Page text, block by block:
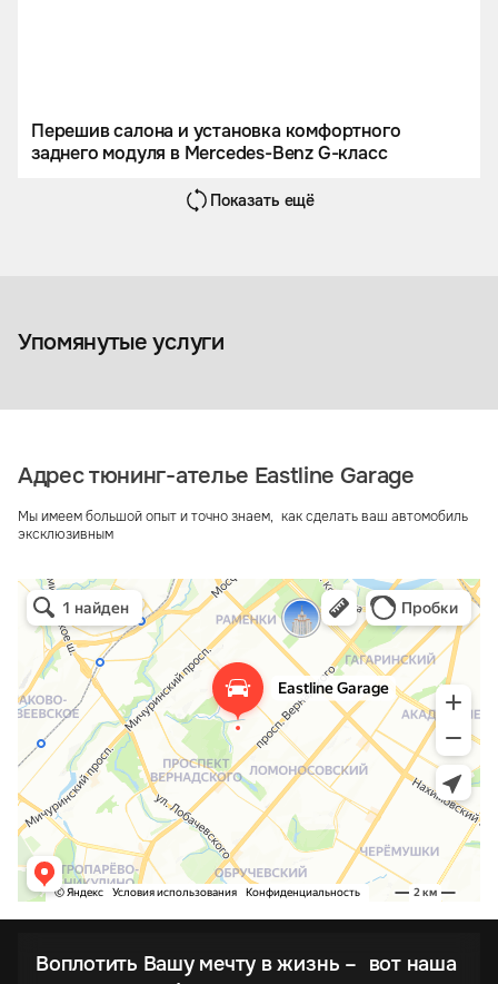
Перешив салона и установка комфортного
заднего модуля в Mercedes-Benz G-класс
Показать ещё
Упомянутые услуги
автомобиля
Адрес тюнинг-ателье Eastline Garage
Мы имеем большой опыт и точно знаем, как сделать ваш автомобиль
эксклюзивным
Воплотить Вашу мечту в жизнь – вот наша